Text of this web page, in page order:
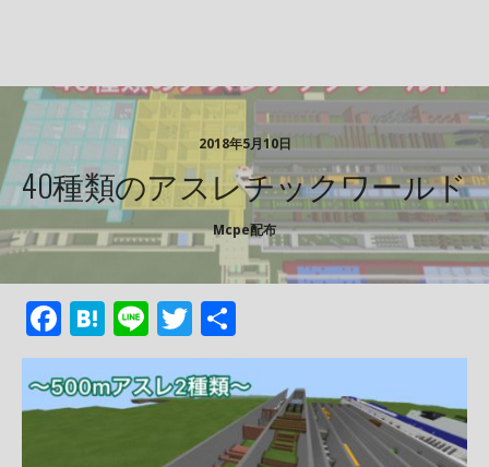
2018年5月10日
40種類のアスレチックワールド
Mcpe配布
F
ac
e
b
H
at
e
n
Li
n
e
T
w
itt
er
有